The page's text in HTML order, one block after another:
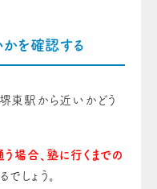
かを確認する
東駅から近いかどう
場合、塾に行くまでの
でしょう。